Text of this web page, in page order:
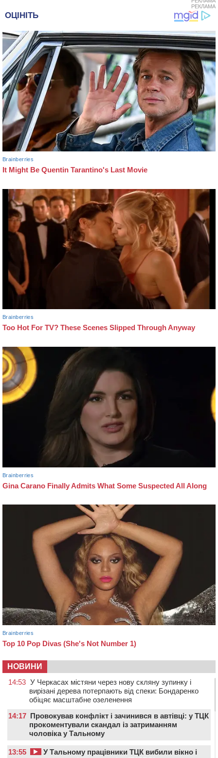
РЕКЛАМА
НОВИНИ
14:53 У Черкасах містяни через нову скляну зупинку і
вирізані дерева потерпають від спеки: Бондаренко
обіцяє масштабне озеленення
14:17 Провокував конфлікт і зачинився в автівці: у ТЦК
прокоментували скандал із затриманням
чоловіка у Тальному
13:55
У Тальному працівники ТЦК вибили вікно і